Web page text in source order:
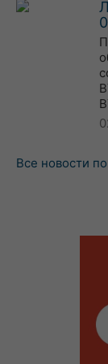
Все новости